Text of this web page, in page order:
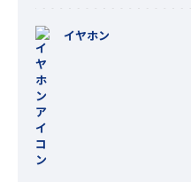
イヤホン